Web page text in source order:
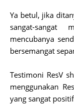
Ya betul, jika
sangat-sangat
mencubanya
bersemangat
Testimoni ResV
menggunakan
yang sangat